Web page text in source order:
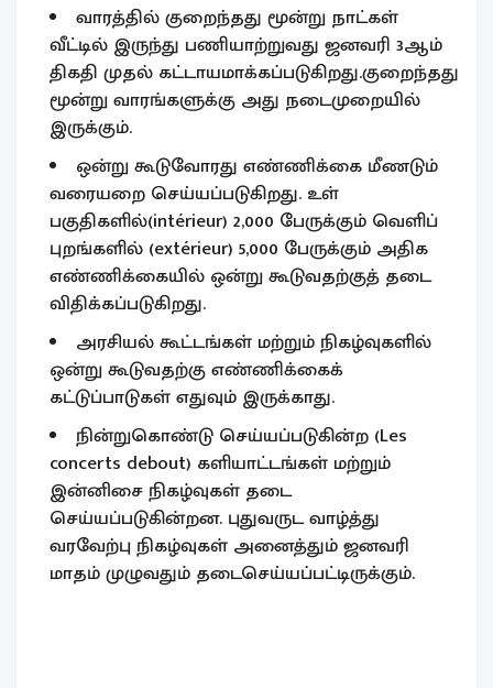
வாரத்தில் குறைந்தது மூன்று நாட்கள்
வீட்டில் இருந்து பணியாற்றுவது ஜனவரி 3ஆம்
திகதி முதல் கட்டாயமாக்கப்படுகிறது.குறைந்தது
மூன்று வாரங்களுக்கு அது நடைமுறையில்
இருக்கும்.
ஒன்று கூடுவோரது எண்ணிக்கை மீணடும்
வரையறை செய்யப்படுகிறது. உள்
பகுதிகளில்(intérieur) 2,000 பேருக்கும் வெளிப்
புறங்களில் (extérieur) 5,000 பேருக்கும் அதிக
எண்ணிக்கையில் ஒன்று கூடுவதற்குத் தடை
விதிக்கப்படுகிறது.
அரசியல் கூட்டங்கள் மற்றும் நிகழ்வுகளில்
ஒன்று கூடுவதற்கு எண்ணிக்கைக்
கட்டுப்பாடுகள் எதுவும் இருக்காது.
நின்றுகொண்டு செய்யப்படுகின்ற (Les
concerts debout) களியாட்டங்கள் மற்றும்
இன்னிசை நிகழ்வுகள் தடை
செய்யப்படுகின்றன. புதுவருட வாழ்த்து
வரவேற்பு நிகழ்வுகள் அனைத்தும் ஜனவரி
மாதம் முழுவதும் தடைசெய்யப்பட்டிருக்கும்.